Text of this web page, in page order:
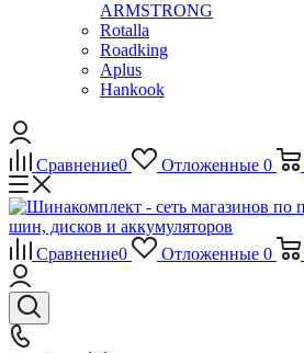
ARMSTRONG
Rotalla
Roadking
Aplus
Hankook
Сравнение0 Отложенные 0
Сравнение0 Отложенные 0